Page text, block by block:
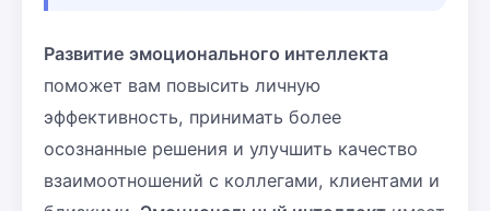
Развитие эмоционального интеллекта
поможет вам повысить личную
эффективность, принимать более
осознанные решения и улучшить качество
взаимоотношений с коллегами, клиентами и